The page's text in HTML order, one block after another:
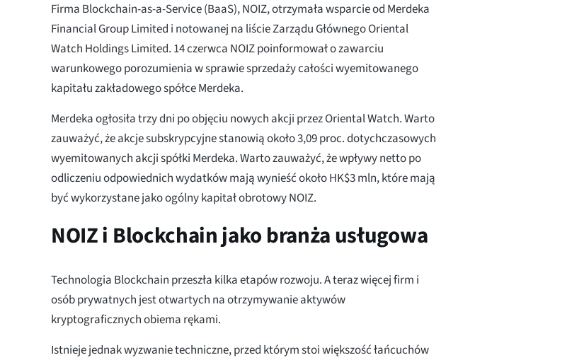
Firma Blockchain-as-a-Service (BaaS), NOIZ, otrzymała wsparcie od Merdeka
Financial Group Limited i notowanej na liście Zarządu Głównego Oriental
Watch Holdings Limited. 14 czerwca NOIZ poinformował o zawarciu
warunkowego porozumienia w sprawie sprzedaży całości wyemitowanego
kapitału zakładowego spółce Merdeka.
Merdeka ogłosiła trzy dni po objęciu nowych akcji przez Oriental Watch. Warto
zauważyć, że akcje subskrypcyjne stanowią około 3,09 proc. dotychczasowych
wyemitowanych akcji spółki Merdeka. Warto zauważyć, że wpływy netto po
odliczeniu odpowiednich wydatków mają wynieść około HK$3 mln, które mają
być wykorzystane jako ogólny kapitał obrotowy NOIZ.
NOIZ i Blockchain jako branża usługowa
Technologia Blockchain przeszła kilka etapów rozwoju. A teraz więcej firm i
osób prywatnych jest otwartych na otrzymywanie aktywów
kryptograficznych obiema rękami.
Istnieje jednak wyzwanie techniczne, przed którym stoi większość łańcuchów